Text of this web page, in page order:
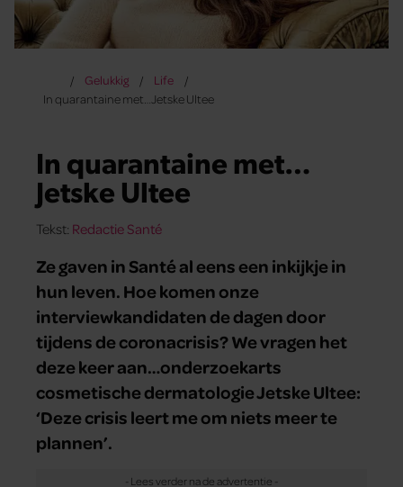
Gelukkig
Life
In quarantaine met…Jetske Ultee
In quarantaine met…
Jetske Ultee
Tekst: Redactie Santé
Ze gaven in Santé al eens een inkijkje in
hun leven. Hoe komen onze
interviewkandidaten de dagen door
tijdens de coronacrisis? We vragen het
deze keer aan…onderzoekarts
cosmetische dermatologie Jetske Ultee:
‘Deze crisis leert me om niets meer te
plannen’.